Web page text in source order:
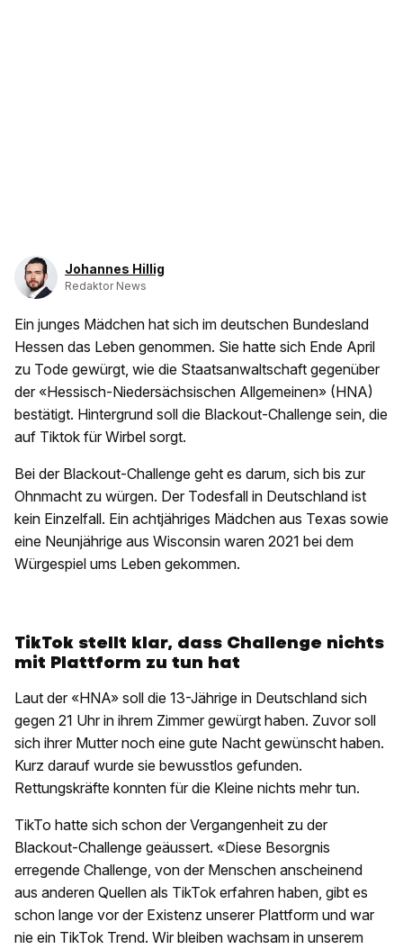
Johannes Hillig
Redaktor News
Ein junges Mädchen hat sich im deutschen Bundesland
Hessen das Leben genommen. Sie hatte sich Ende April
zu Tode gewürgt, wie die Staatsanwaltschaft gegenüber
der «Hessisch-Niedersächsischen Allgemeinen» (HNA)
bestätigt. Hintergrund soll die Blackout-Challenge sein, die
auf Tiktok für Wirbel sorgt.
Bei der Blackout-Challenge geht es darum, sich bis zur
Ohnmacht zu würgen. Der Todesfall in Deutschland ist
kein Einzelfall. Ein achtjähriges Mädchen aus Texas sowie
eine Neunjährige aus Wisconsin waren 2021 bei dem
Würgespiel ums Leben gekommen.
TikTok stellt klar, dass Challenge nichts
mit Plattform zu tun hat
Laut der «HNA» soll die 13-Jährige in Deutschland sich
gegen 21 Uhr in ihrem Zimmer gewürgt haben. Zuvor soll
sich ihrer Mutter noch eine gute Nacht gewünscht haben.
Kurz darauf wurde sie bewusstlos gefunden.
Rettungskräfte konnten für die Kleine nichts mehr tun.
TikTo hatte sich schon der Vergangenheit zu der
Blackout-Challenge geäussert. «Diese Besorgnis
erregende Challenge, von der Menschen anscheinend
aus anderen Quellen als TikTok erfahren haben, gibt es
schon lange vor der Existenz unserer Plattform und war
nie ein TikTok Trend. Wir bleiben wachsam in unserem